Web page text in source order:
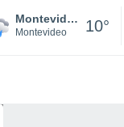
Montevideo
Montevideo 10°